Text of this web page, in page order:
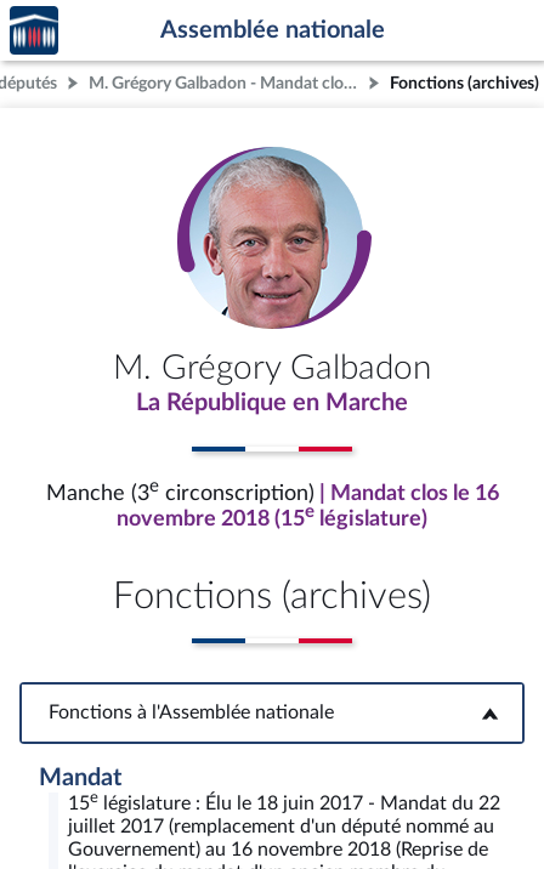
Aller au contenu
Aller en bas de la page
Accèder
à la
page
d'accueil
Assemblée nationale
M. Grégory Galbadon - Mandat clos - Manche (3e circonscription) Fonctions (archives)
M. Grégory Galbadon
La République en Marche
Manche (3ecirconscription)
| Mandat clos le 16
novembre 2018 (15e législature)
Fonctions (archives)
Fonctions à l'Assemblée nationale
Fonctions à l'Assemblée nationale
Mandat
15e législature : Élu le 18 juin 2017 - Mandat du 22
juillet 2017 (remplacement d'un député nommé au
Gouvernement) au 16 novembre 2018 (Reprise de